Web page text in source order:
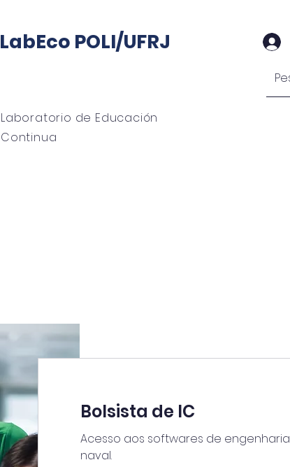
LabEco POLI/UFRJ
Laboratorio de Educación
Continua
Bolsista de IC
Acesso aos softwares de engenharia
naval.